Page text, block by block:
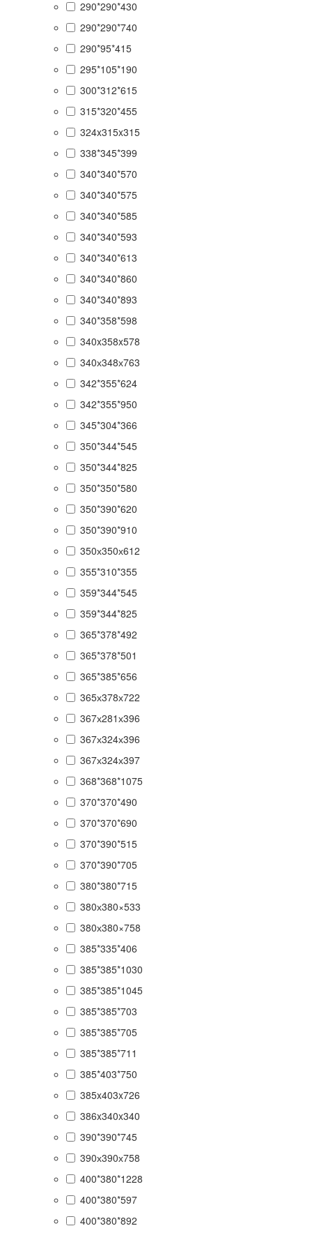
290*290*430
290*290*740
290*95*415
295*105*190
300*312*615
315*320*455
324x315x315
338*345*399
340*340*570
340*340*575
340*340*585
340*340*593
340*340*613
340*340*860
340*340*893
340*358*598
340x358x578
340х348х763
342*355*624
342*355*950
345*304*366
350*344*545
350*344*825
350*350*580
350*390*620
350*390*910
350х350х612
355*310*355
359*344*545
359*344*825
365*378*492
365*378*501
365*385*656
365х378х722
367х281х396
367х324х396
367х324х397
368*368*1075
370*370*490
370*370*690
370*390*515
370*390*705
380*380*715
380х380×533
380х380×758
385*335*406
385*385*1030
385*385*1045
385*385*703
385*385*705
385*385*711
385*403*750
385x403x726
386x340x340
390*390*745
390х390х758
400*380*1228
400*380*597
400*380*892